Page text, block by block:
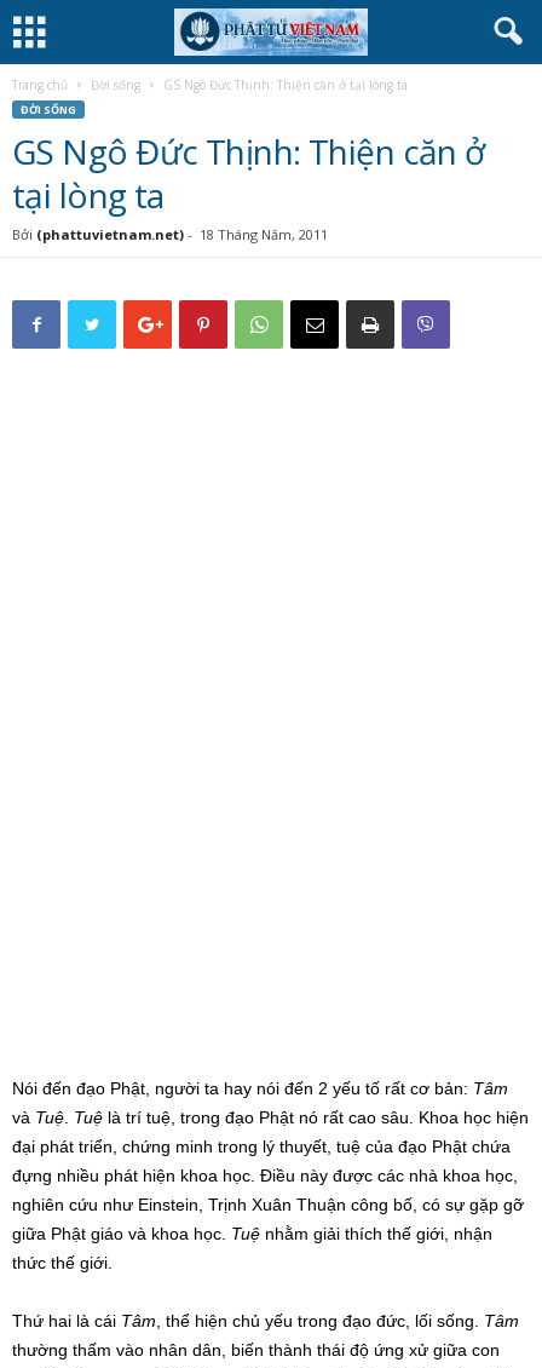
Trang chủ Đời sống GS Ngô Đức Thịnh: Thiện căn ở tại lòng ta
ĐỜI SỐNG
GS Ngô Đức Thịnh: Thiện căn ở
tại lòng ta
Bởi (phattuvietnam.net) - 18 Tháng Năm, 2011
Nói đến đạo Phật, người ta hay nói đến 2 yếu tố rất cơ bản: Tâm
và Tuệ Tuệ là trí tuệ, trong đạo Phật nó rất cao sâu. Khoa học hiện
đại phát triển, chứng minh trong lý thuyết, tuệ của đạo Phật chứa
đựng nhiều phát hiện khoa học. Điều này được các nhà khoa học,
nghiên cứu như Einstein, Trịnh Xuân Thuận công bố, có sự gặp gỡ
giữa Phật giáo và khoa học. Tuệ nhằm giải thích thế giới, nhận
thức thế giới.
Thứ hai là cái Tâm , thể hiện chủ yếu trong đạo đức, lối sống. Tâm
thường thấm vào nhân dân, biến thành thái độ ứng xử giữa con